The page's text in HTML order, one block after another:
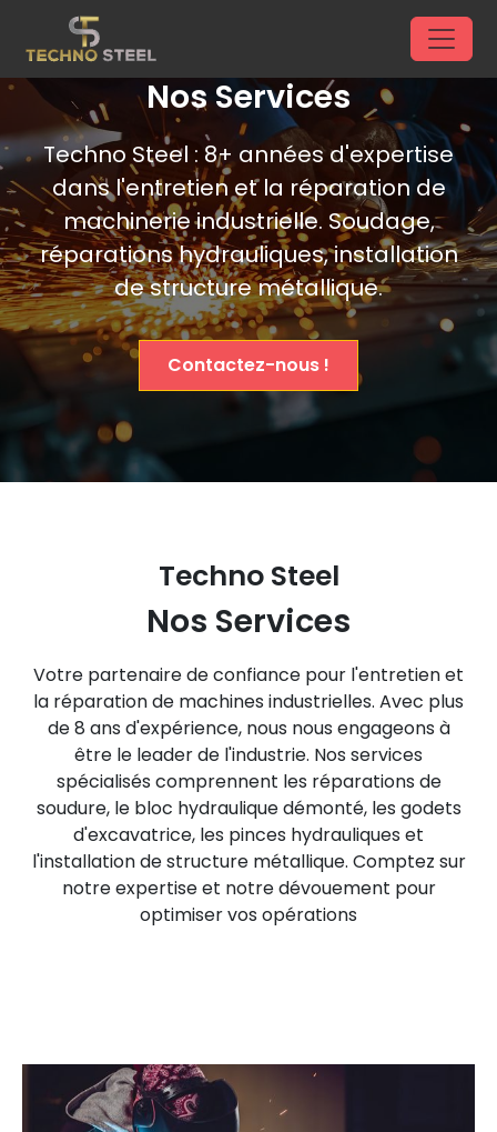
Nos Services
Techno Steel : 8+ années d'expertise
dans l'entretien et la réparation de
machinerie industrielle. Soudage,
réparations hydrauliques, installation
de structure métallique.
Contactez-nous !
Techno Steel
Nos Services
Votre partenaire de confiance pour l'entretien et
la réparation de machines industrielles. Avec plus
de 8 ans d'expérience, nous nous engageons à
être le leader de l'industrie. Nos services
spécialisés comprennent les réparations de
soudure, le bloc hydraulique démonté, les godets
d'excavatrice, les pinces hydrauliques et
l'installation de structure métallique. Comptez sur
notre expertise et notre dévouement pour
optimiser vos opérations